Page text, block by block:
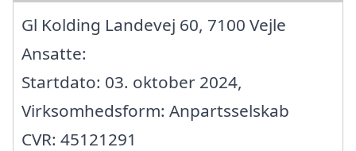
Gl Kolding Landevej 60, 7100 Vejle
Ansatte:
Startdato: 03. oktober 2024,
Virksomhedsform: Anpartsselskab
CVR: 45121291